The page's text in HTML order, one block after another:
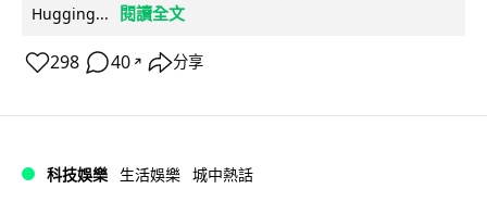
Hugging...
閱讀全文
298 40 ↗ 分享
科技娛樂 生活娛樂 城中熱話